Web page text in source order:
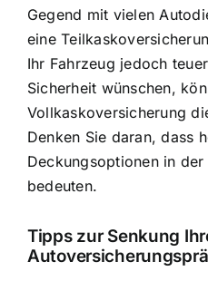
Gegend mit vielen
eine
Ihr Fahrzeug jedoch
Sicherheit wünschen,
Vollkaskoversicherung
Denken Sie daran, dass
Deckungsoptionen in
bedeuten.
Tipps zur Senkung